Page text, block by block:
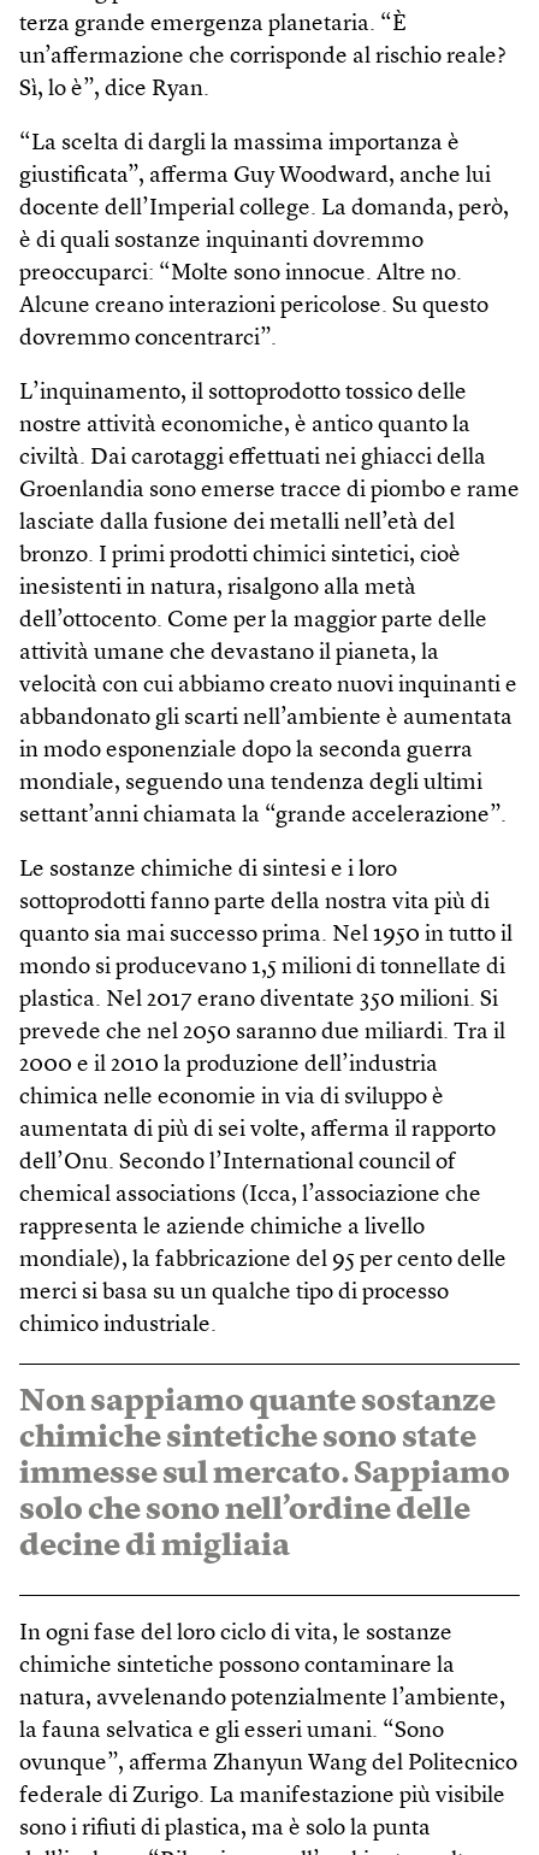
terza grande emergenza planetaria. “È
un’affermazione che corrisponde al rischio reale?
Sì, lo è”, dice Ryan.
“La scelta di dargli la massima importanza è
giustificata”, afferma Guy Wood­ward, anche lui
docente dell’Imperial college. La domanda, però,
è di quali sostanze inquinanti dovremmo
preoccuparci: “Molte sono innocue. Altre no.
Alcune creano interazioni pericolose. Su questo
dovremmo concentrarci”.
L’inquinamento, il sottoprodotto tossico delle
nostre attività economiche, è antico quanto la
civiltà. Dai carotaggi effettuati nei ghiacci della
Groenlandia sono emerse tracce di piombo e rame
lasciate dalla fusione dei metalli nell’età del
bronzo. I primi prodotti chimici sintetici, cioè
inesistenti in natura, risalgono alla metà
dell’ottocento. Come per la maggior parte delle
attività umane che devastano il pianeta, la
velocità con cui abbiamo creato nuovi inquinanti e
abbandonato gli scarti nell’ambiente è aumentata
in modo esponenziale dopo la seconda guerra
mondiale, seguendo una tendenza degli ultimi
settant’anni chiamata la “grande accelerazione”.
Le sostanze chimiche di sintesi e i loro
sottoprodotti fanno parte della nostra vita più di
quanto sia mai successo prima. Nel 1950 in tutto il
mondo si producevano 1,5 milioni di tonnellate di
plastica. Nel 2017 erano diventate 350 milioni. Si
prevede che nel 2050 saranno due miliardi. Tra il
2000 e il 2010 la produzione dell’industria
chimica nelle economie in via di sviluppo è
aumentata di più di sei volte, afferma il rapporto
dell’Onu. Secondo l’International council of
chemical associations (Icca, l’associazione che
rappresenta le aziende chimiche a livello
mondiale), la fabbricazione del 95 per cento delle
merci si basa su un qualche tipo di processo
chimico industriale.
Non sappiamo quante sostanze
chimiche sintetiche sono state
immesse sul mercato. Sappiamo
solo che sono nell’ordine delle
decine di migliaia
In ogni fase del loro ciclo di vita, le sostanze
chimiche sintetiche possono contaminare la
natura, avvelenando potenzialmente l’ambiente,
la fauna selvatica e gli esseri umani. “Sono
ovunque”, afferma Zhanyun Wang del Politecnico
federale di Zurigo. La manifestazione più visibile
sono i rifiuti di plastica, ma è solo la punta